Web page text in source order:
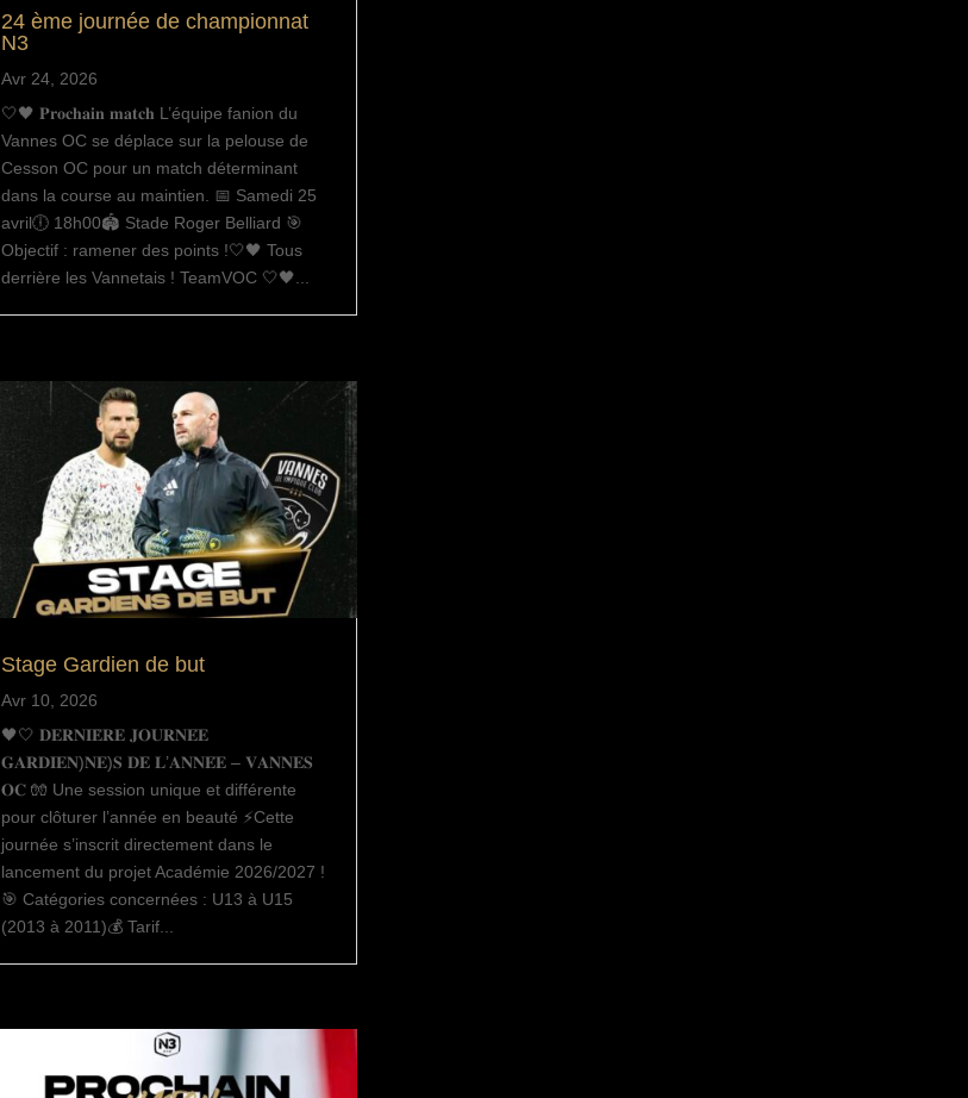
24 ème journée de championnat
N3
Avr 24, 2026
🤍🖤 𝐏𝐫𝐨𝐜𝐡𝐚𝐢𝐧 𝐦𝐚𝐭𝐜𝐡 L’équipe fanion du
Vannes OC se déplace sur la pelouse de
Cesson OC pour un match déterminant
dans la course au maintien. 📅 Samedi 25
avril🕕 18h00🏟️ Stade Roger Belliard 🎯
Objectif : ramener des points !🤍🖤 Tous
derrière les Vannetais ! TeamVOC 🤍🖤...
Stage Gardien de but
Avr 10, 2026
🖤🤍 𝐃𝐄𝐑𝐍𝐈𝐄̀𝐑𝐄 𝐉𝐎𝐔𝐑𝐍𝐄́𝐄
𝐆𝐀𝐑𝐃𝐈𝐄𝐍)𝐍𝐄)𝐒 𝐃𝐄 𝐋’𝐀𝐍𝐍𝐄́𝐄 – 𝐕𝐀𝐍𝐍𝐄𝐒
𝐎𝐂 🧤 Une session unique et différente
pour clôturer l’année en beauté ⚡Cette
journée s’inscrit directement dans le
lancement du projet Académie 2026/2027 !
🎯 Catégories concernées : U13 à U15
(2013 à 2011)💰 Tarif...